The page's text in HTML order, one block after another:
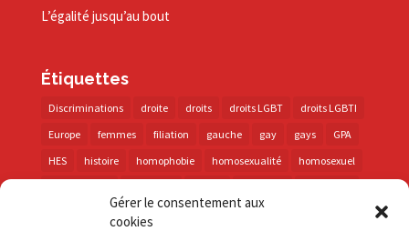
Gérer le consentement aux
cookies
L’égalité jusqu’au bout
Étiquettes
Discriminations droite droits droits LGBT
droits LGBTI
Europe
femmes filiation gauche gay gays
GPA
HES
histoire homophobie homosexualité
homosexuel